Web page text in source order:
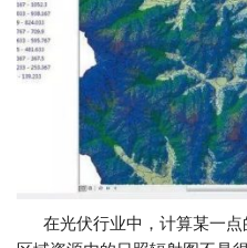
在光伏行业中，计算某一点